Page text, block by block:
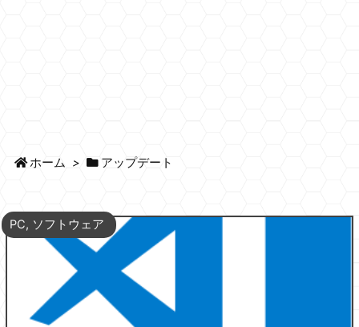
ホーム > アップデート
PC, ソフトウェア